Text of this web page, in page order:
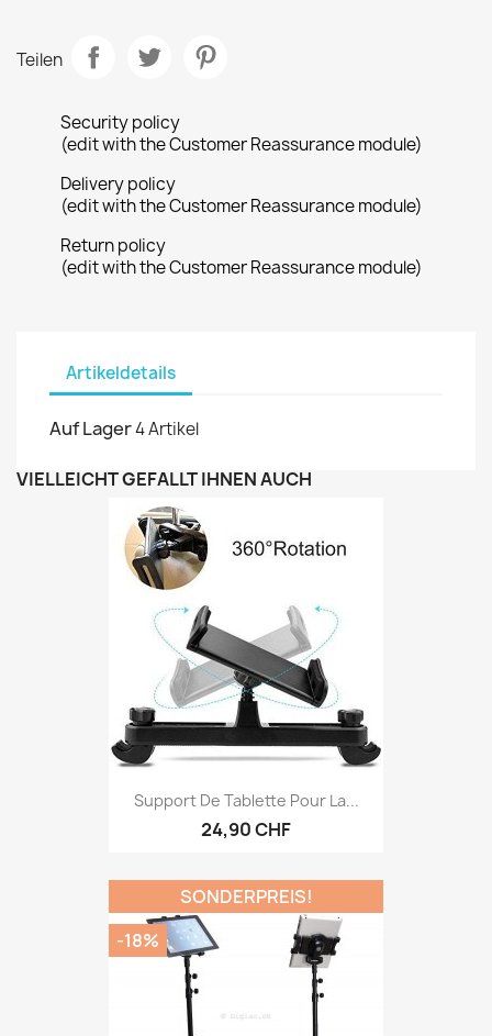
Teilen
Security policy
(edit with the Customer Reassurance module)
Delivery policy
(edit with the Customer Reassurance module)
Return policy
(edit with the Customer Reassurance module)
Artikeldetails
Auf Lager4 Artikel
VIELLEICHT GEFÄLLT IHNEN AUCH
Support De Tablette Pour La...
24,90 CHF
SONDERPREIS!
-18%